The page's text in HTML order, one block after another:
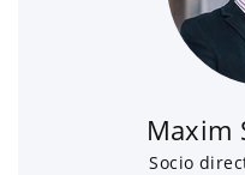
Maxim
Socio